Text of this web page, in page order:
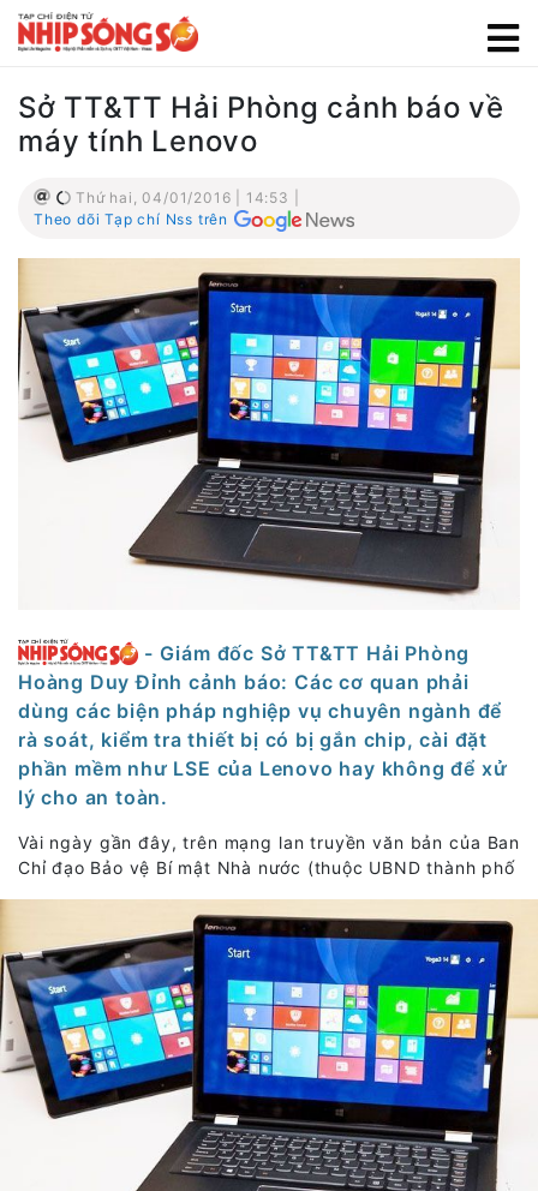
Sở TT&TT Hải Phòng cảnh báo về
máy tính Lenovo
Thứ hai, 04/01/2016 | 14:53 |
Theo dõi Tạp chí Nss trên
- Giám đốc Sở TT&TT Hải Phòng
Hoàng Duy Đỉnh cảnh báo: Các cơ quan phải
dùng các biện pháp nghiệp vụ chuyên ngành để
rà soát, kiểm tra thiết bị có bị gắn chip, cài đặt
phần mềm như LSE của Lenovo hay không để xử
lý cho an toàn.
Vài ngày gần đây, trên mạng lan truyền văn bản của Ban
Chỉ đạo Bảo vệ Bí mật Nhà nước (thuộc UBND thành phố